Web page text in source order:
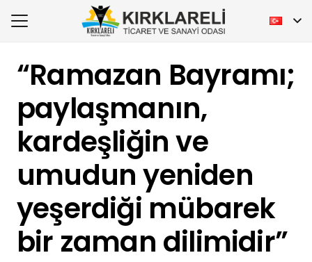
“Ramazan Bayramı;
paylaşmanın,
kardeşliğin ve
umudun yeniden
yeşerdiği mübarek
bir zaman dilimidir”